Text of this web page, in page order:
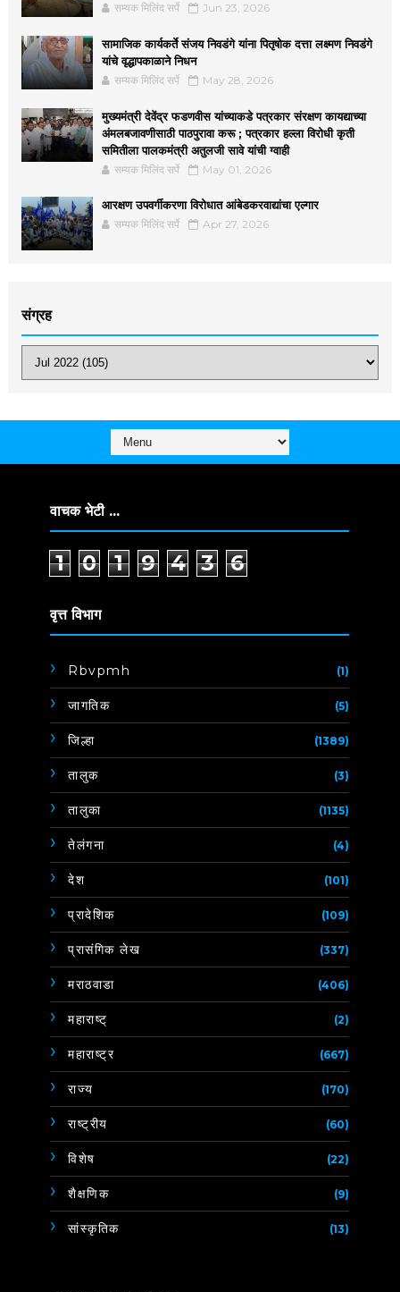
सम्यक मिलिंद सर्पे Jun 23, 2026
सामाजिक कार्यकर्ते संजय निवडंगे यांना पितृषोक दत्ता लक्ष्मण निवडंगे
यांचे वृद्धापकाळाने निधन
सम्यक मिलिंद सर्पे May 28, 2026
मुख्यमंत्री देवेंद्र फडणवीस यांच्याकडे पत्रकार संरक्षण कायद्याच्या
अंमलबजावणीसाठी पाठपुरावा करू ; पत्रकार हल्ला विरोधी कृती
समितीला पालकमंत्री अतुलजी सावे यांची ग्वाही
सम्यक मिलिंद सर्पे May 01, 2026
आरक्षण उपवर्गीकरणा विरोधात आंबेडकरवाद्यांचा एल्गार
सम्यक मिलिंद सर्पे Apr 27, 2026
संग्रह
वाचक भेटी ...
1 0 1 9 4 3 6
वृत्त विभाग
Rbvpmh (1)
जागतिक (5)
जिल्हा (1389)
तालुक (3)
तालुका (1135)
तेलंगना (4)
देश (101)
प्रादेशिक (109)
प्रासंगिक लेख (337)
मराठवाडा (406)
महाराष्ट् (2)
महाराष्ट्र (667)
राज्य (170)
राष्ट्रीय (60)
विशेष (22)
शैक्षणिक (9)
सांस्कृतिक (13)